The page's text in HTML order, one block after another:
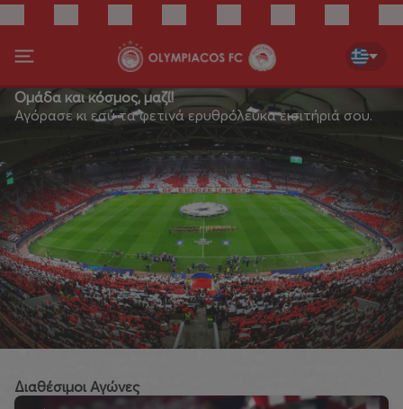
Ομάδα και κόσμος, μαζί!
Αγόρασε κι εσύ τα φετινά ερυθρόλευκα εισιτήριά σου.
Διαθέσιμοι Αγώνες